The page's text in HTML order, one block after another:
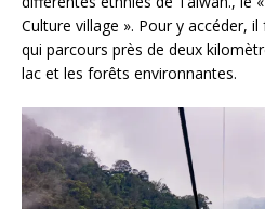
Culture village ». Pour y accéder,
qui parcours près de deux
lac et les forêts environnantes.